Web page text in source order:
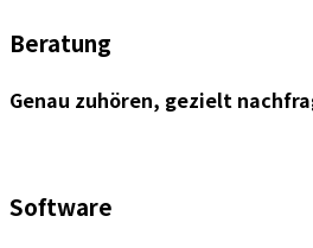
Beratung
Genau zuhören, gezielt
Software